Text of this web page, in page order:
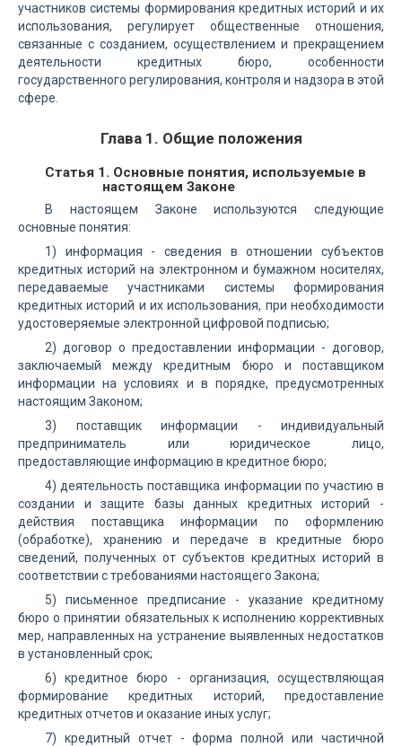
участников системы формирования кредитных историй и их
использования, регулирует общественные отношения,
связанные с созданием, осуществлением и прекращением
деятельности кредитных бюро, особенности
государственного регулирования, контроля и надзора в этой
сфере.
Глава 1. Общие положения
Статья 1. Основные понятия, используемые в
настоящем Законе
В настоящем Законе используются следующие
основные понятия:
1) информация - сведения в отношении субъектов
кредитных историй на электронном и бумажном носителях,
передаваемые участниками системы формирования
кредитных историй и их использования, при необходимости
удостоверяемые электронной цифровой подписью;
2) договор о предоставлении информации - договор,
заключаемый между кредитным бюро и поставщиком
информации на условиях и в порядке, предусмотренных
настоящим Законом;
3) поставщик информации - индивидуальный
предприниматель или юридическое лицо,
предоставляющие информацию в кредитное бюро;
4) деятельность поставщика информации по участию в
создании и защите базы данных кредитных историй -
действия поставщика информации по оформлению
(обработке), хранению и передаче в кредитные бюро
сведений, полученных от субъектов кредитных историй в
соответствии с требованиями настоящего Закона;
5) письменное предписание - указание кредитному
бюро о принятии обязательных к исполнению коррективных
мер, направленных на устранение выявленных недостатков
в установленный срок;
6) кредитное бюро - организация, осуществляющая
формирование кредитных историй, предоставление
кредитных отчетов и оказание иных услуг;
7) кредитный отчет - форма полной или частичной